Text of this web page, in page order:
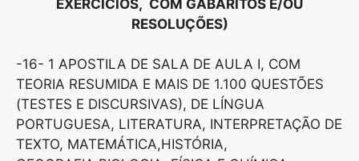
EXERCÍCIOS, COM GABARITOS E/OU
RESOLUÇÕES)
-16- 1 APOSTILA DE SALA DE AULA I, COM
TEORIA RESUMIDA E MAIS DE 1.100 QUESTÕES
(TESTES E DISCURSIVAS), DE LÍNGUA
PORTUGUESA, LITERATURA, INTERPRETAÇÃO DE
TEXTO, MATEMÁTICA,HISTÓRIA,